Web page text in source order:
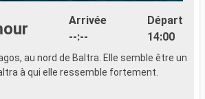
Arrivée
--:--
Départ
14:00
au nord de Baltra. Elle semble être un
à qui elle ressemble fortement.